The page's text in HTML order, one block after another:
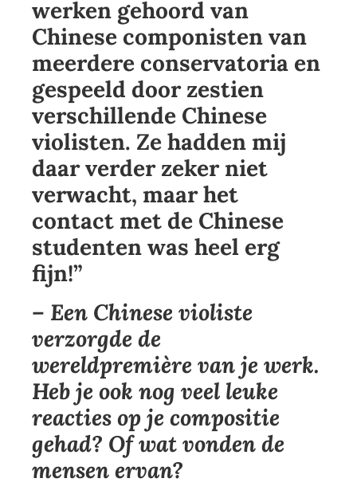
werken gehoord van
Chinese componisten van
meerdere conservatoria en
gespeeld door zestien
verschillende Chinese
violisten. Ze hadden mij
daar verder zeker niet
verwacht, maar het
contact met de Chinese
studenten was heel erg
fijn!”
– Een Chinese violiste
verzorgde de
wereldpremière van je werk.
Heb je ook nog veel leuke
reacties op je compositie
gehad? Of wat vonden de
mensen ervan?